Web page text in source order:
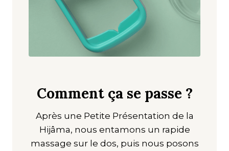
Comment ça se passe ?
Après une Petite Présentation de la
Hijâma, nous entamons un rapide
massage sur le dos, puis nous posons